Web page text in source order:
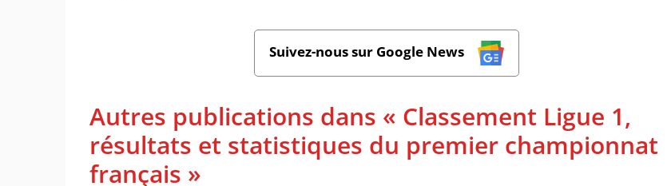
Suivez-nous sur Google News
Autres publications dans « Classement Ligue 1,
résultats et statistiques du premier championnat
français »